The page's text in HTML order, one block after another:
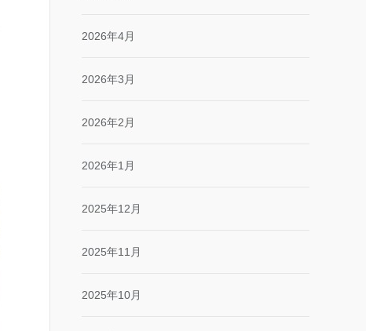
2026年4月
2026年3月
2026年2月
2026年1月
2025年12月
2025年11月
2025年10月